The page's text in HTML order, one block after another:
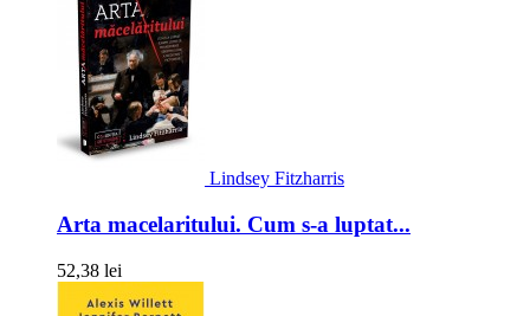
Lindsey Fitzharris
Arta macelaritului. Cum s-a luptat...
52,38 lei